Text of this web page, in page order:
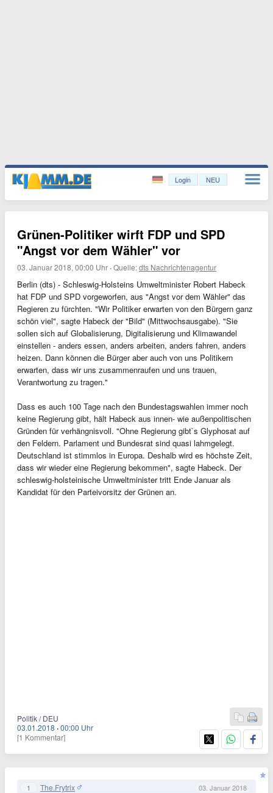
Login NEU
Grünen-Politiker wirft FDP und SPD
"Angst vor dem Wähler" vor
03. Januar 2018, 00:00 Uhr ·Quelle:dts Nachrichtenagentur
Berlin (dts) - Schleswig-Holsteins Umweltminister Robert Habeck
hat FDP und SPD vorgeworfen, aus "Angst vor dem Wähler" das
Regieren zu fürchten. "Wir Politiker erwarten von den Bürgern ganz
schön viel", sagte Habeck der "Bild" (Mittwochsausgabe). "Sie
sollen sich auf Globalisierung, Digitalisierung und Klimawandel
einstellen - anders essen, anders arbeiten, anders fahren, anders
heizen. Dann können die Bürger aber auch von uns Politikern
erwarten, dass wir uns zusammenraufen und uns trauen,
Verantwortung zu tragen."
Dass es auch 100 Tage nach den Bundestagswahlen immer noch
keine Regierung gibt, hält Habeck aus innen- wie außenpolitischen
Gründen für verhängnisvoll. "Ohne Regierung gibt`s Glyphosat auf
den Feldern. Parlament und Bundesrat sind quasi lahmgelegt.
Deutschland ist stimmlos in Europa. Deshalb wird es höchste Zeit,
dass wir wieder eine Regierung bekommen", sagte Habeck. Der
schleswig-holsteinische Umweltminister tritt Ende Januar als
Kandidat für den Parteivorsitz der Grünen an.
Politik / DEU
03.01.2018 ·00:00 Uhr
[1 Kommentar]
1 The.Frytrix 03. Januar 2018